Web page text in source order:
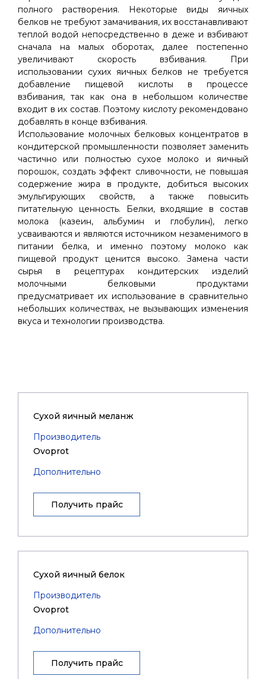
полного растворения. Некоторые виды яичных
белков не требуют замачивания, их восстанавливают
теплой водой непосредственно в деже и взбивают
сначала на малых оборотах, далее постепенно
увеличивают скорость взбивания. При
использовании сухих яичных белков не требуется
добавление пищевой кислоты в процессе
взбивания, так как она в небольшом количестве
входит в их состав. Поэтому кислоту рекомендовано
добавлять в конце взбивания.
Использование молочных белковых концентратов в
кондитерской промышленности позволяет заменить
частично или полностью сухое молоко и яичный
порошок, создать эффект сливочности, не повышая
содержение жира в продукте, добиться высоких
эмульгирующих свойств, а также повысить
питательную ценность. Белки, входящие в состав
молока (казеин, альбумин и глобулин), легко
усваиваются и являются источником незаменимого в
питании белка, и именно поэтому молоко как
пищевой продукт ценится высоко. Замена части
сырья в рецептурах кондитерских изделий
молочными белковыми продуктами
предусматривает их использование в сравнительно
небольших количествах, не вызывающих изменения
вкуса и технологии производства.
Cухой яичный меланж
Производитель
Ovoprot
Дополнительно
Получить прайс
Сухой яичный белок
Производитель
Ovoprot
Дополнительно
Получить прайс